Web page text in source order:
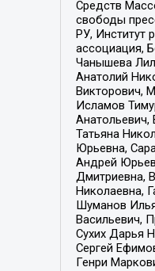
Средств
свободы
РУ, Институт
ассоциация,
Чанышева
Анатолий
Викторович,
Исламов
Татьяна
Юрьевна,
Андрей
Дмитриевна,
Николаевна,
Шуманов
Васильевич,
Сухих Дарья
Сергей
Генри